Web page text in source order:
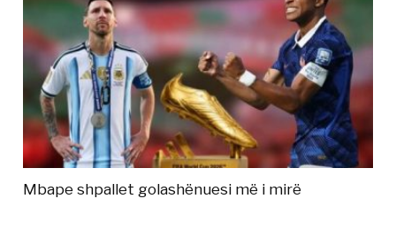
Mbape shpallet golashënuesi më i mirë